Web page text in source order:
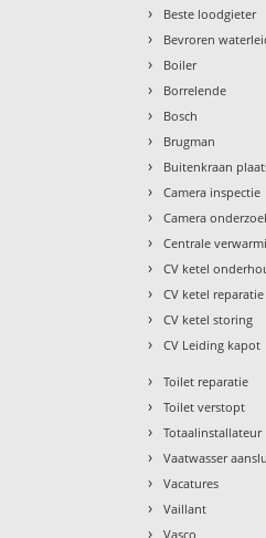
› Beste loodgieter
› Bevroren
› Boiler
› Borrelende
› Bosch
› Brugman
› Buitenkraan
› Camera inspectie
› Camera
› Centrale
› CV ketel
› CV ketel reparatie
› CV ketel storing
› CV Leiding kapot
› Toilet reparatie
› Toilet verstopt
› Totaalinstallateur
› Vaatwasser
› Vacatures
› Vaillant
› Vasco